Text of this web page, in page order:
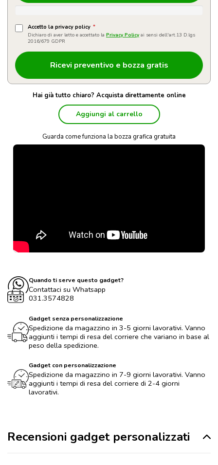
Accetto la privacy policy *
Dichiaro di aver letto e accettato la Privacy Policy ai sensi dell'art.13 D.lgs
2016/679 GDPR
Hai già tutto chiaro? Acquista direttamente online
Aggiungi al carrello
Guarda come funziona la bozza grafica gratuita
Quando ti serve questo gadget?
Contattaci su Whatsapp
031.3574828
Gadget senza personalizzazione
Spedizione da magazzino in 3-5 giorni lavorativi. Vanno
aggiunti i tempi di resa del corriere che variano in base al
peso della spedizione.
Gadget con personalizzazione
Spedizione da magazzino in 7-9 giorni lavorativi. Vanno
aggiunti i tempi di resa del corriere di 2-4 giorni
lavorativi.
Recensioni gadget personalizzati